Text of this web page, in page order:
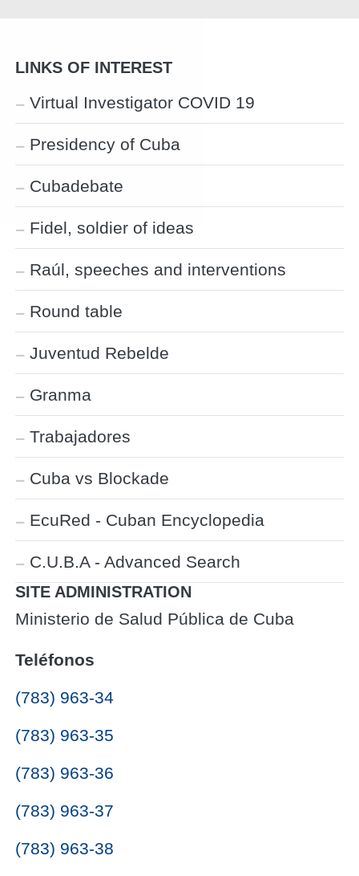
LINKS OF INTEREST
Virtual Investigator COVID 19
Presidency of Cuba
Cubadebate
Fidel, soldier of ideas
Raúl, speeches and interventions
Round table
Juventud Rebelde
Granma
Trabajadores
Cuba vs Blockade
EcuRed - Cuban Encyclopedia
C.U.B.A - Advanced Search
SITE ADMINISTRATION
Ministerio de Salud Pública de Cuba
Teléfonos
(783) 963-34
(783) 963-35
(783) 963-36
(783) 963-37
(783) 963-38